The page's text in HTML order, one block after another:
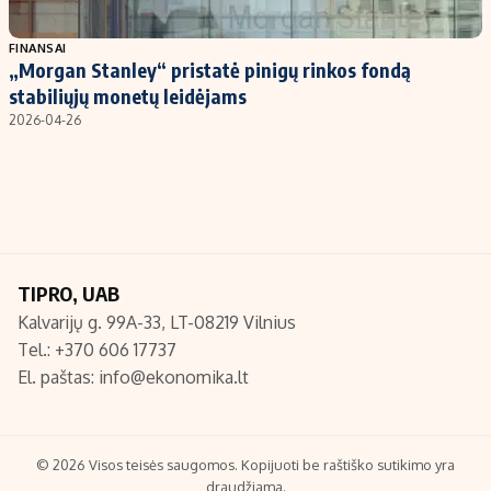
Populiarios temos
Investavimas
Akcijų rinka
Titulinis
Nedarbo išmokos skaičiuoklė
Redakcija
Turinio žymėjimo taisyklės
FINANSAI
„Morgan Stanley“ pristatė pinigų rinkos fondą
stabiliųjų monetų leidėjams
2026-04-26
TIPRO, UAB
Kalvarijų g. 99A-33, LT-08219 Vilnius
Tel.: +370 606 17737
El. paštas: info@ekonomika.lt
© 2026 Visos teisės saugomos. Kopijuoti be raštiško sutikimo yra
draudžiama.